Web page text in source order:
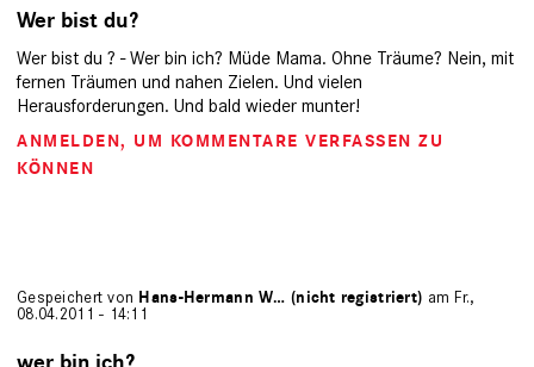
Wer bist du?
Wer bist du ? - Wer bin ich? Müde Mama. Ohne Träume? Nein, mit
fernen Träumen und nahen Zielen. Und vielen
Herausforderungen. Und bald wieder munter!
ANMELDEN, UM KOMMENTARE VERFASSEN ZU
KÖNNEN
Gespeichert von Hans-Hermann W… (nicht registriert) am Fr.,
08.04.2011 - 14:11